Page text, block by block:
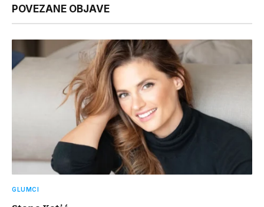
POVEZANE OBJAVE
GLUMCI